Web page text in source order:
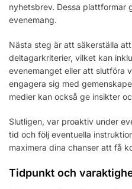
nyhetsbrev. Dessa plattformar
evenemang.
Nästa steg är att säkerställa
deltagarkriterier, vilket kan
evenemanget eller att slutföra
engagera sig med
medier kan också ge insikter
Slutligen, var proaktiv under
tid och följ eventuella
maximera dina chanser att få
Tidpunkt och